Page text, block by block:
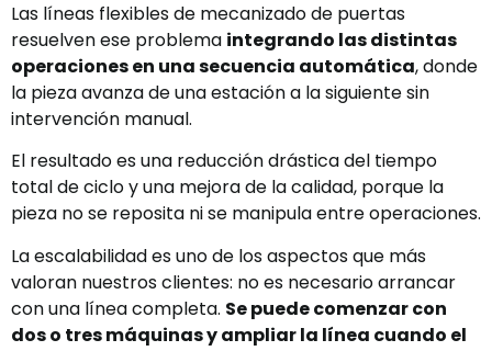
Las líneas flexibles de mecanizado de puertas
resuelven ese problema integrando las distintas
operaciones en una secuencia automática, donde
la pieza avanza de una estación a la siguiente sin
intervención manual.
El resultado es una reducción drástica del tiempo
total de ciclo y una mejora de la calidad, porque la
pieza no se reposita ni se manipula entre operaciones.
La escalabilidad es uno de los aspectos que más
valoran nuestros clientes: no es necesario arrancar
con una línea completa. Se puede comenzar con
dos o tres máquinas y ampliar la línea cuando el